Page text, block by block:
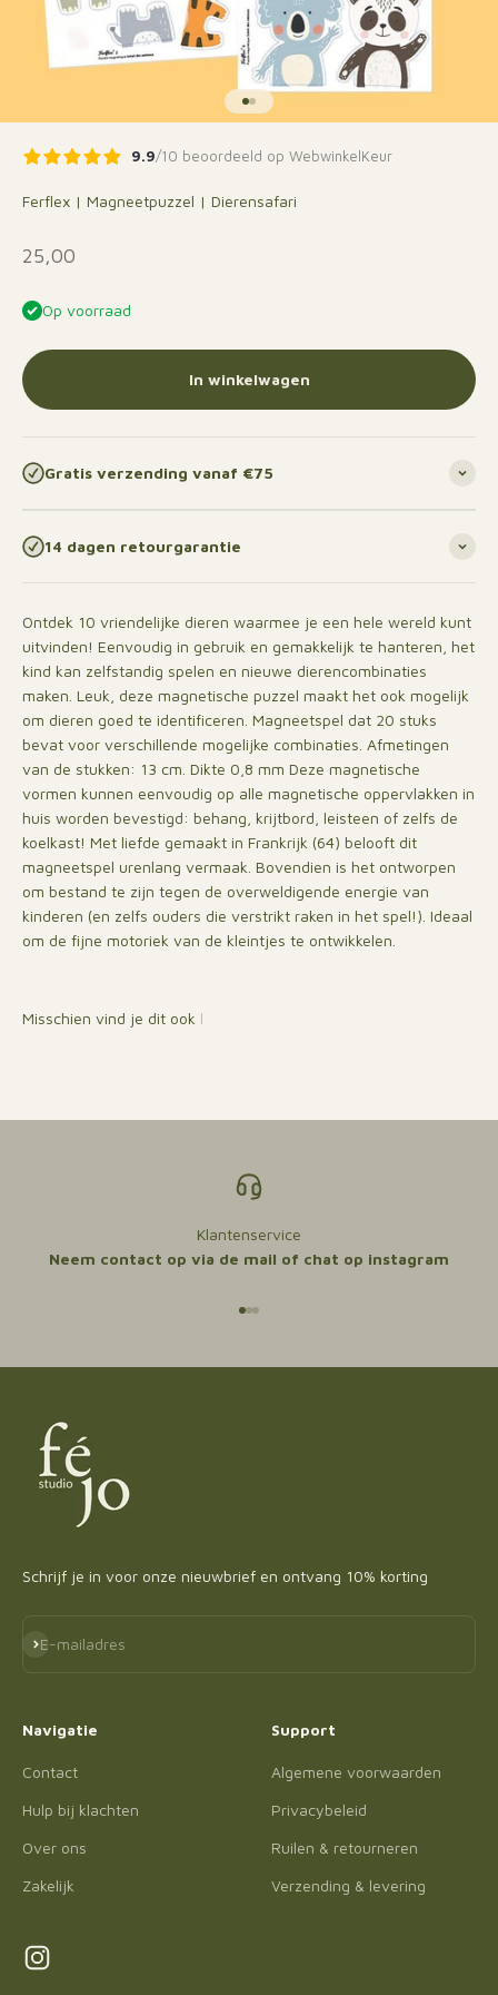
Naar artikel 1
Naar artikel 2
9.9/10 beoordeeld op WebwinkelKeur
Ferflex | Magneetpuzzel | Dierensafari
Aanbiedingsprijs
25,00
Op voorraad
In winkelwagen
Gratis verzending vanaf €75
14 dagen retourgarantie
Ontdek 10 vriendelijke dieren waarmee je een hele wereld kunt
uitvinden! Eenvoudig in gebruik en gemakkelijk te hanteren, het
kind kan zelfstandig spelen en nieuwe dierencombinaties
maken. Leuk, deze magnetische puzzel maakt het ook mogelijk
om dieren goed te identificeren. Magneetspel dat 20 stuks
bevat voor verschillende mogelijke combinaties. Afmetingen
van de stukken: 13 cm. Dikte 0,8 mm Deze magnetische
vormen kunnen eenvoudig op alle magnetische oppervlakken in
huis worden bevestigd: behang, krijtbord, leisteen of zelfs de
koelkast! Met liefde gemaakt in Frankrijk (64) belooft dit
magneetspel urenlang vermaak. Bovendien is het ontworpen
om bestand te zijn tegen de overweldigende energie van
kinderen (en zelfs ouders die verstrikt raken in het spel!). Ideaal
om de fijne motoriek van de kleintjes te ontwikkelen.
Klantenservice
Neem contact op via de mail of chat op instagram
Schrijf je in voor onze nieuwbrief en ontvang 10% korting
E-mailadres
Abonneren
Navigatie
Contact
Hulp bij klachten
Over ons
Zakelijk
Support
Algemene voorwaarden
Privacybeleid
Ruilen & retourneren
Verzending & levering